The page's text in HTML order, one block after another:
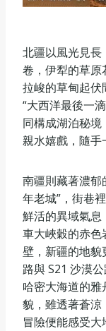
北疆以風光見
卷，伊犁的草原
拉峻的草甸起
“大西洋最後一
同構成湖泊秘
親水嬉戲，隨手
南疆則藏著濃郁
年老城”，街巷
鮮活的異域氣
車大峽穀的赤
壁，新疆的地
路與 S21 沙漠
哈密大海道的
貌，雖透著蒼
冒險便能感受大